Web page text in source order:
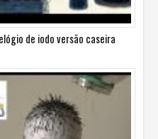
de iodo versão caseira